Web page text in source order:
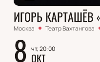
ИГОРЬ
Москва Театр Вахтангова
8 чт, 20:00
ОКТ